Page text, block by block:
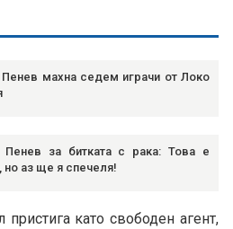
махна седем играчи от Локо
за битката с рака: Това е
но аз ще я спечеля!
като свободен агент,